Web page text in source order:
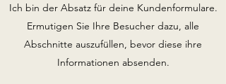
Ich bin der Absatz für deine Kundenformulare.
Ermutigen Sie Ihre Besucher dazu, alle
Abschnitte auszufüllen, bevor diese ihre
Informationen absenden.